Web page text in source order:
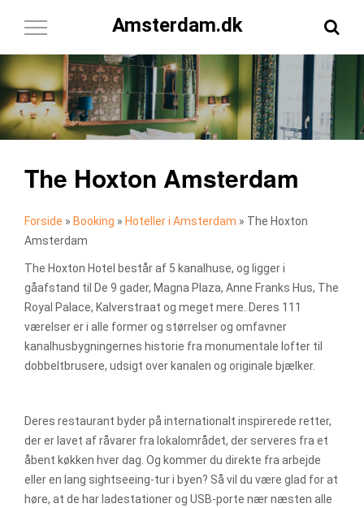
Amsterdam.dk
Toggle
The Hoxton Amsterdam
Forside » Booking » Hoteller i Amsterdam » The Hoxton
Amsterdam
The Hoxton Hotel består af 5 kanalhuse, og ligger i
gåafstand til De 9 gader, Magna Plaza, Anne Franks Hus, The
Royal Palace, Kalverstraat og meget mere. Deres 111
værelser er i alle former og størrelser og omfavner
kanalhusbygningernes historie fra monumentale lofter til
dobbeltbrusere, udsigt over kanalen og originale bjælker.
Deres restaurant byder på internationalt inspirerede retter,
der er lavet af råvarer fra lokalområdet, der serveres fra et
åbent køkken hver dag. Og kommer du direkte fra arbejde
eller en lang sightseeing-tur i byen? Så vil du være glad for at
høre, at de har ladestationer og USB-porte nær næsten alle